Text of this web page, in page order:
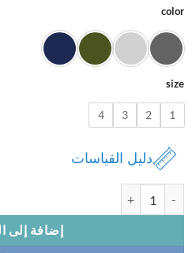
2
3
4
دليل القياسات
إضافة إلى السلة